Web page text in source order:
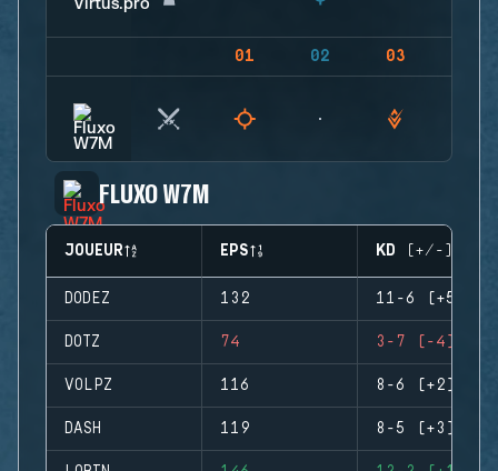
01 02 03
FLUXO W7M
JOUEUR EPS KD (+/-)
DODEZ 132 11-6 (+5)
DOTZ 74 3-7 (-4)
VOLPZ 116 8-6 (+2)
DASH 119 8-5 (+3)